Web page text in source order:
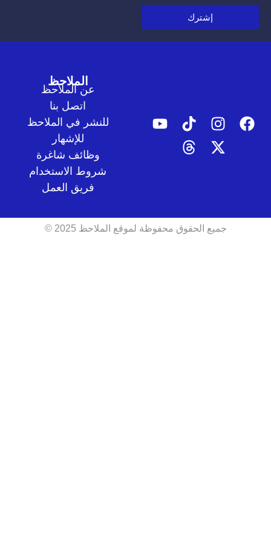
عن الملاحظ
للنشر في الملاحظ
وظائف شاغرة
شروط الاستخدام
فريق العمل
جميع الحقوق محفوظة لموقع الملاحظ 2025 ©